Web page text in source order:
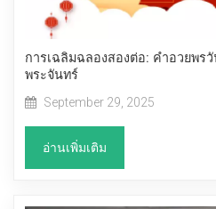
การเฉลิมฉลองสองต่อ: คำอวยพร
พระจันทร์
September 29, 2025
อ่านเพิ่มเติม